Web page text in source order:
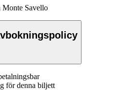
Monte Savello
för denna biljett